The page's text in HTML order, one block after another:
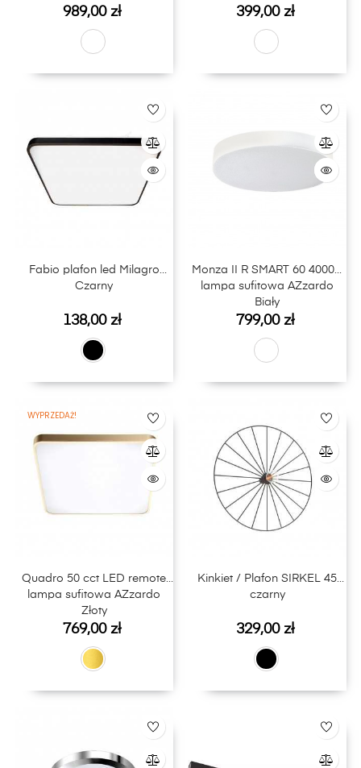
Cena
989,00 zł Cena
399,00 zł
Fabio plafon led Milagro
Czarny
Cena
138,00 zł
Monza II R SMART 60 4000K
lampa sufitowa AZzardo
Biały
Cena
799,00 zł
WYPRZEDAŻ!
Quadro 50 cct LED remote
lampa sufitowa AZzardo
Złoty
Cena
769,00 zł
Kinkiet / Plafon SIRKEL 45
czarny
Cena
329,00 zł